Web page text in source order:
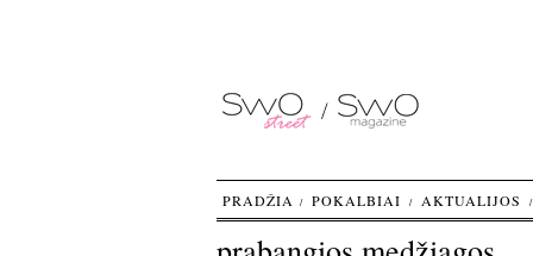
PRADŽIA POKALBIAI AKTUALIJOS